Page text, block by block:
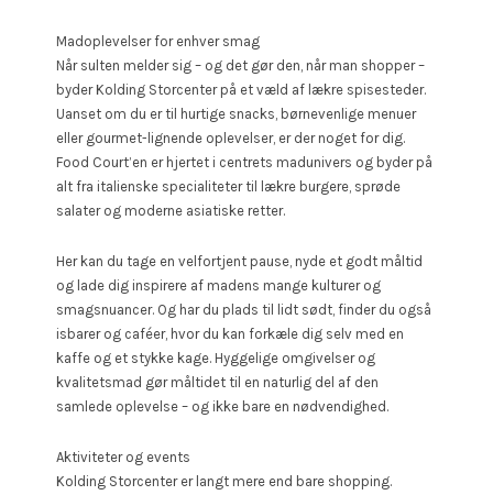
Madoplevelser for enhver smag
Når sulten melder sig – og det gør den, når man shopper –
byder Kolding Storcenter på et væld af lækre spisesteder.
Uanset om du er til hurtige snacks, børnevenlige menuer
eller gourmet-lignende oplevelser, er der noget for dig.
Food Court’en er hjertet i centrets madunivers og byder på
alt fra italienske specialiteter til lækre burgere, sprøde
salater og moderne asiatiske retter.
Her kan du tage en velfortjent pause, nyde et godt måltid
og lade dig inspirere af madens mange kulturer og
smagsnuancer. Og har du plads til lidt sødt, finder du også
isbarer og caféer, hvor du kan forkæle dig selv med en
kaffe og et stykke kage. Hyggelige omgivelser og
kvalitetsmad gør måltidet til en naturlig del af den
samlede oplevelse – og ikke bare en nødvendighed.
Aktiviteter og events
Kolding Storcenter er langt mere end bare shopping.